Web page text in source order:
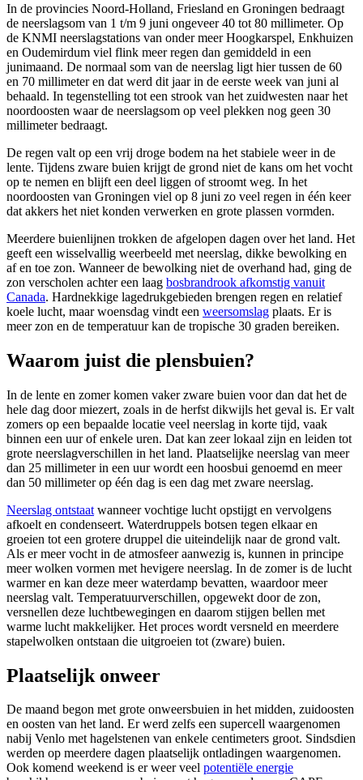
In de provincies Noord-Holland, Friesland en Groningen bedraagt
de neerslagsom van 1 t/m 9 juni ongeveer 40 tot 80 millimeter. Op
de KNMI neerslagstations van onder meer Hoogkarspel, Enkhuizen
en Oudemirdum viel flink meer regen dan gemiddeld in een
junimaand. De normaal som van de neerslag ligt hier tussen de 60
en 70 millimeter en dat werd dit jaar in de eerste week van juni al
behaald. In tegenstelling tot een strook van het zuidwesten naar het
noordoosten waar de neerslagsom op veel plekken nog geen 30
millimeter bedraagt.
De regen valt op een vrij droge bodem na het stabiele weer in de
lente. Tijdens zware buien krijgt de grond niet de kans om het vocht
op te nemen en blijft een deel liggen of stroomt weg. In het
noordoosten van Groningen viel op 8 juni zo veel regen in één keer
dat akkers het niet konden verwerken en grote plassen vormden.
Meerdere buienlijnen trokken de afgelopen dagen over het land. Het
geeft een wisselvallig weerbeeld met neerslag, dikke bewolking en
af en toe zon. Wanneer de bewolking niet de overhand had, ging de
zon verscholen achter een laag bosbrandrook afkomstig vanuit
Canada. Hardnekkige lagedrukgebieden brengen regen en relatief
koele lucht, maar woensdag vindt een weersomslag plaats. Er is
meer zon en de temperatuur kan de tropische 30 graden bereiken.
Waarom juist die plensbuien?
In de lente en zomer komen vaker zware buien voor dan dat het de
hele dag door miezert, zoals in de herfst dikwijls het geval is. Er valt
zomers op een bepaalde locatie veel neerslag in korte tijd, vaak
binnen een uur of enkele uren. Dat kan zeer lokaal zijn en leiden tot
grote neerslagverschillen in het land. Plaatselijke neerslag van meer
dan 25 millimeter in een uur wordt een hoosbui genoemd en meer
dan 50 millimeter op één dag is een dag met zware neerslag.
Neerslag ontstaat wanneer vochtige lucht opstijgt en vervolgens
afkoelt en condenseert. Waterdruppels botsen tegen elkaar en
groeien tot een grotere druppel die uiteindelijk naar de grond valt.
Als er meer vocht in de atmosfeer aanwezig is, kunnen in principe
meer wolken vormen met hevigere neerslag. In de zomer is de lucht
warmer en kan deze meer waterdamp bevatten, waardoor meer
neerslag valt. Temperatuurverschillen, opgewekt door de zon,
versnellen deze luchtbewegingen en daarom stijgen bellen met
warme lucht makkelijker. Het proces wordt versneld en meerdere
stapelwolken ontstaan die uitgroeien tot (zware) buien.
Plaatselijk onweer
De maand begon met grote onweersbuien in het midden, zuidoosten
en oosten van het land. Er werd zelfs een supercell waargenomen
nabij Venlo met hagelstenen van enkele centimeters groot. Sindsdien
werden op meerdere dagen plaatselijk ontladingen waargenomen.
Ook komend weekend is er weer veel potentiële energie